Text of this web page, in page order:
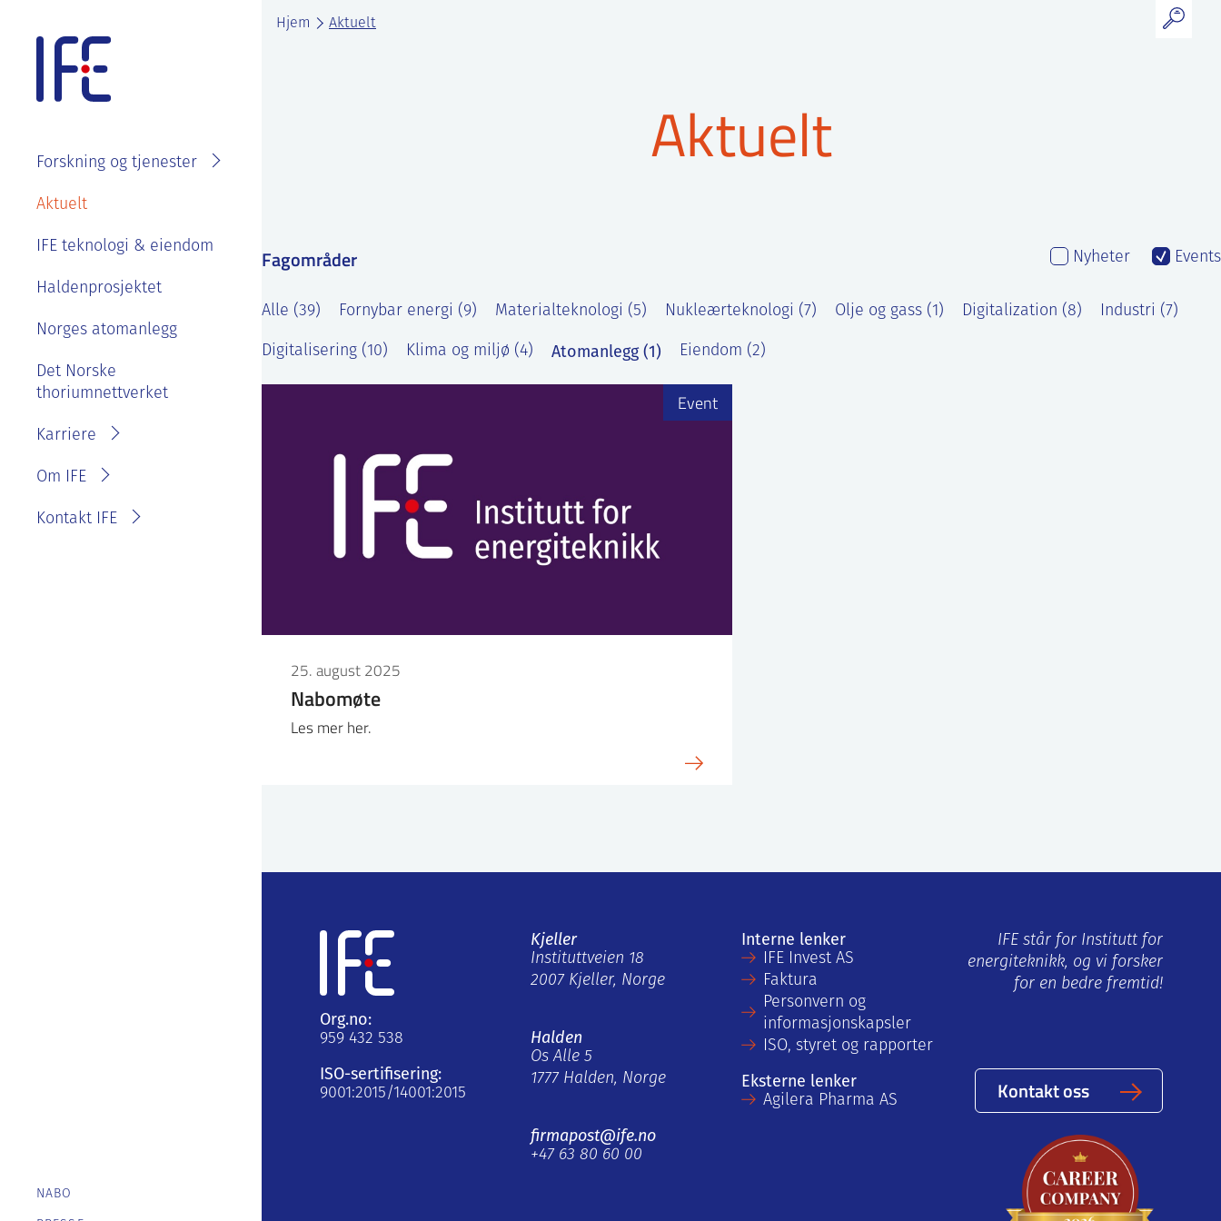
Forskning og tjenester
Prosjekter
Laboratorier
Tjenester
Aktuelt
IFE teknologi & eiendom
Haldenprosjektet
Norges atomanlegg
Det Norske
thoriumnettverket
Karriere
Se ledige stillinger
velferdsordninger
Sommerjobb eller
masteroppgave på
Om IFE
Om IFE
rapporter
Bærekraft og etikk
IFE sin historie
Personvernerklæring for
Kontakt IFE
Kontakt IFE
Våre ansatte
Fakturainformasjon
Varsling eller melde
NABO
Hjem Aktuelt
Aktuelt
Fagområder Nyheter Events
Alle (39) Fornybar energi (9) Materialteknologi (5) Nukleærteknologi (7) Olje og gass (1) Digitalization (8) Industri (7)
Digitalisering (10) Klima og miljø (4) Atomanlegg (1) Eiendom (2)
25. august 2025
Nabomøte
Les mer her.
Event
Org.no:
959 432 538
ISO-sertifisering:
9001:2015/14001:2015
Kjeller
Instituttveien 18
2007 Kjeller, Norge
Halden
Os Alle 5
1777 Halden, Norge
firmapost@ife.no
+47 63 80 60 00
Interne lenker
IFE Invest AS
Faktura
Personvern og
informasjonskapsler
ISO, styret og rapporter
Eksterne lenker
Agilera Pharma AS
IFE står for Institutt for
energiteknikk, og vi forsker
for en bedre fremtid!
Kontakt oss